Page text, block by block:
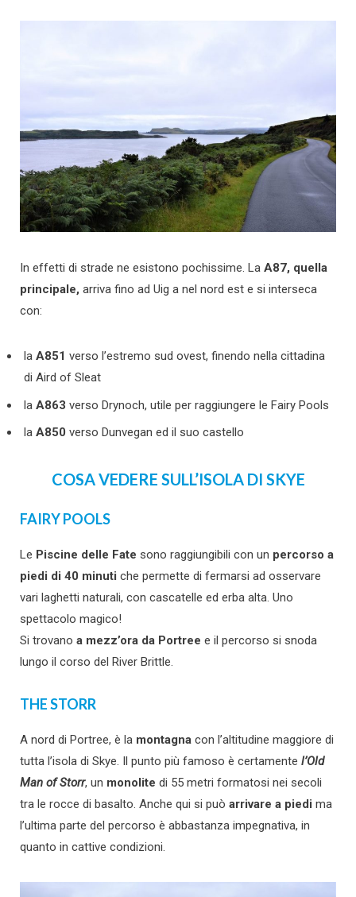
In effetti di strade ne esistono pochissime. La A87, quella
principale, arriva fino ad Uig a nel nord est e si interseca
con:
la A851 verso l’estremo sud ovest, finendo nella cittadina
di Aird of Sleat
la A863 verso Drynoch, utile per raggiungere le Fairy Pools
la A850 verso Dunvegan ed il suo castello
COSA VEDERE SULL’ISOLA DI SKYE
FAIRY POOLS
Le Piscine delle Fate sono raggiungibili con un percorso a
piedi di 40 minuti che permette di fermarsi ad osservare
vari laghetti naturali, con cascatelle ed erba alta. Uno
spettacolo magico!
Si trovano a mezz’ora da Portree e il percorso si snoda
lungo il corso del River Brittle.
THE STORR
A nord di Portree, è la montagna con l’altitudine maggiore di
tutta l’isola di Skye. Il punto più famoso è certamente l’Old
Man of Storr, un monolite di 55 metri formatosi nei secoli
tra le rocce di basalto. Anche qui si può arrivare a piedi ma
l’ultima parte del percorso è abbastanza impegnativa, in
quanto in cattive condizioni.